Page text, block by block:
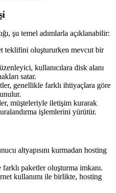
şu temel adımlarla açıklanabilir:
teklifini oluştururken mevcut bir
kullanıcılara disk alanı
satar.
genellikle farklı ihtiyaçlara göre
müşteleriyle iletişim kurarak
işlemlerini yürütür.
altyapısını kurmadan hosting
paketler oluşturma imkanı.
kullanımı ile birlikte, hosting